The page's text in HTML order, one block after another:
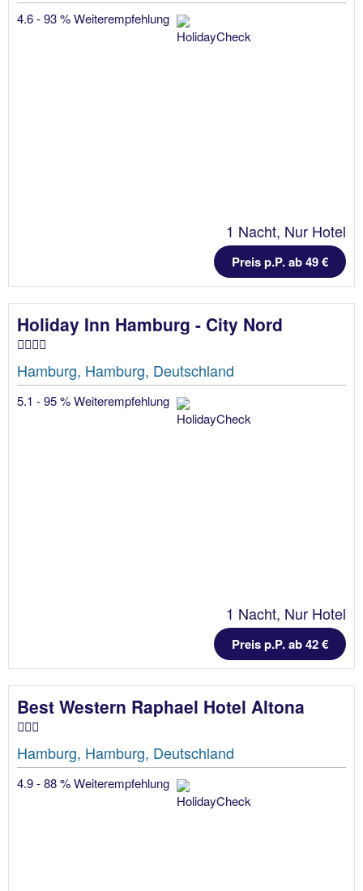
4.6 - 93 % Weiterempfehlung
1 Nacht, Nur Hotel
Preis p.P. ab 49 €
Holiday Inn Hamburg - City Nord
Hamburg, Hamburg, Deutschland
5.1 - 95 % Weiterempfehlung
1 Nacht, Nur Hotel
Preis p.P. ab 42 €
Best Western Raphael Hotel Altona
Hamburg, Hamburg, Deutschland
4.9 - 88 % Weiterempfehlung